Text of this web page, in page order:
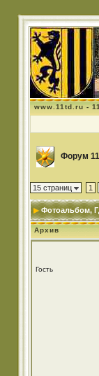
www.11td.ru -
Форум
15 страниц 1
Фотоальбом,
Архив
Гость